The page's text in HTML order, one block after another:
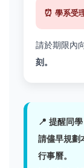
⏰ 學系受
請於期限內
刻。
📍 提醒同學
請儘早規劃
行事曆。